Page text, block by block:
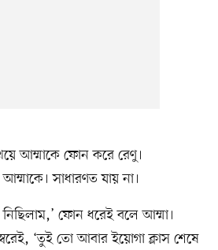
আম্মাকে ফোন করে রেণু।
সাধারণত যায় না।
ফোন ধরেই বলে আম্মা।
‘তুই তো আবার ইয়োগা ক্লাস শেষে